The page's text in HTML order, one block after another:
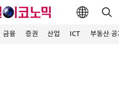
금융 증권 산업 ICT 부동산·